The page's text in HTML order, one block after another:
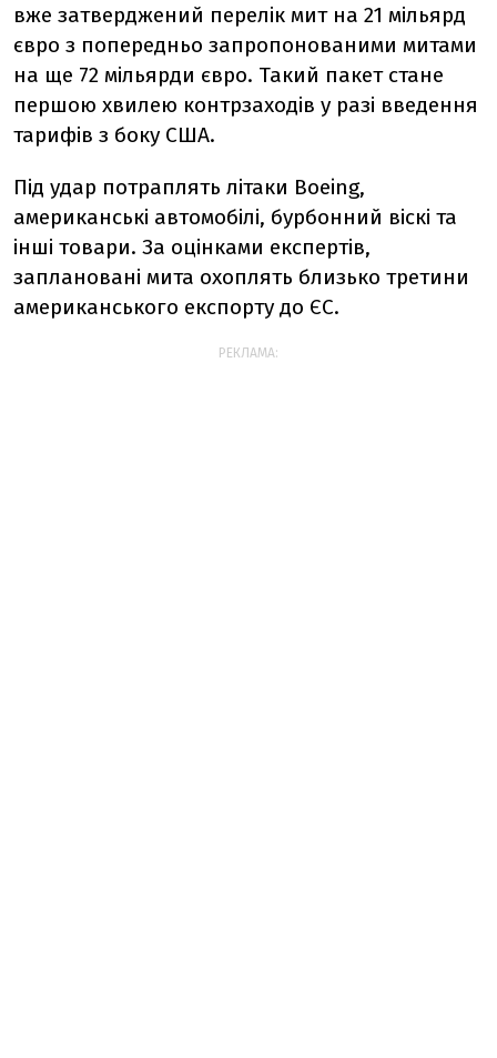
вже затверджений перелік мит на 21 мільярд
євро з попередньо запропонованими митами
на ще 72 мільярди євро. Такий пакет стане
першою хвилею контрзаходів у разі введення
тарифів з боку США.
Під удар потраплять літаки Boeing,
американські автомобілі, бурбонний віскі та
інші товари. За оцінками експертів,
заплановані мита охоплять близько третини
американського експорту до ЄС.
РЕКЛАМА: